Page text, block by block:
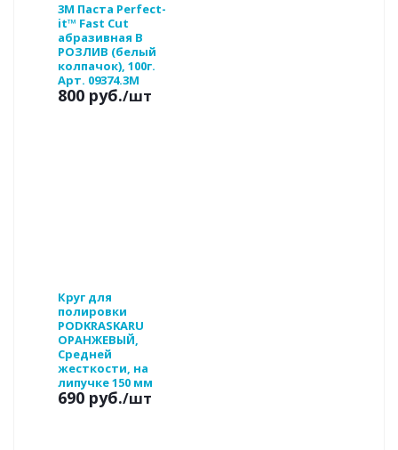
3М Паста Perfect-
it™ Fast Cut
абразивная В
РОЗЛИВ (белый
колпачок), 100г.
Арт. 09374.3M
800 руб./шт
Круг для
полировки
PODKRASKARU
ОРАНЖЕВЫЙ,
Средней
жесткости, на
липучке 150 мм
690 руб./шт